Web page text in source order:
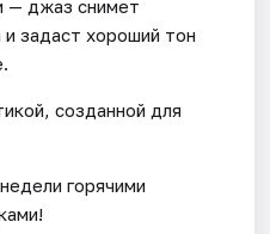
— джаз снимет
задаст хороший тон
созданной для
горячими